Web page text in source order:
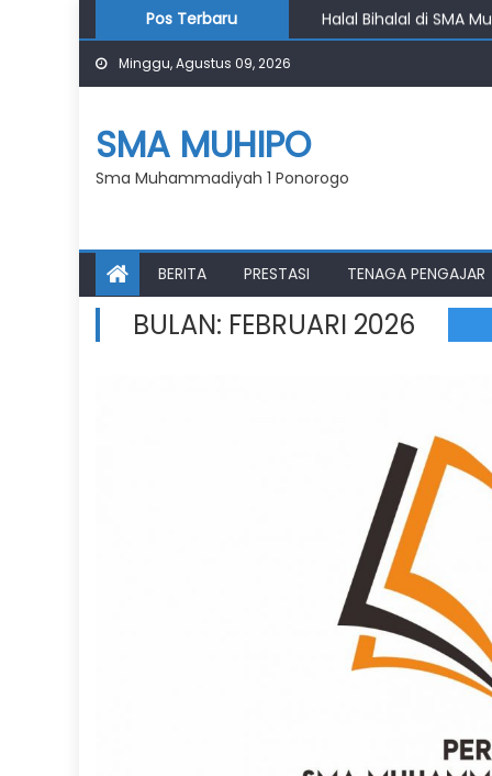
to
content
Pos Terbaru
Halal Bihalal di SMA
Penutupan Kampung
Haru dan Penuh
Minggu, Agustus 09, 2026
SMA MUHIPO
Sma Muhammadiyah 1 Ponorogo
BERITA PRESTASI TENAGA PENGAJAR
BULAN: FEBRUARI 2026